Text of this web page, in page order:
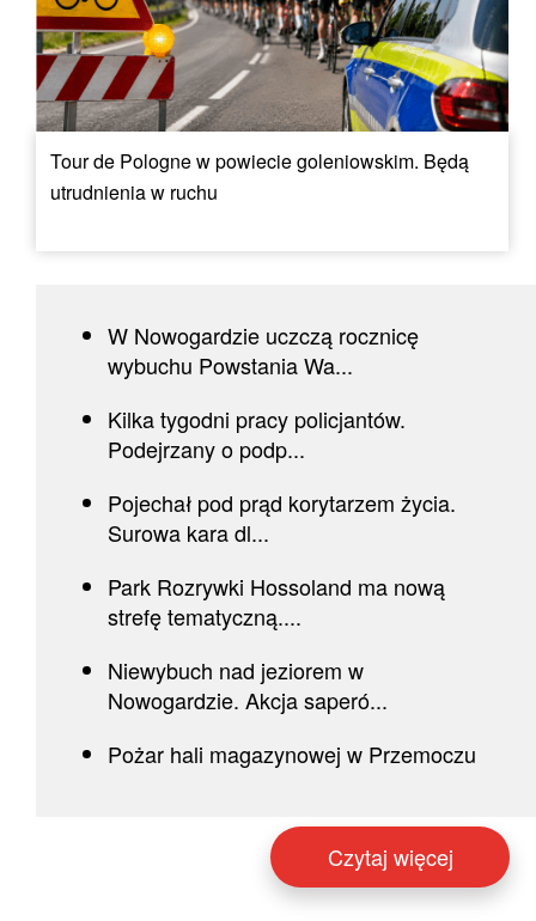
Tour de Pologne w powiecie goleniowskim. Będą
utrudnienia w ruchu
W Nowogardzie uczczą rocznicę
wybuchu Powstania Wa...
Kilka tygodni pracy policjantów.
Podejrzany o podp...
Pojechał pod prąd korytarzem życia.
Surowa kara dl...
Park Rozrywki Hossoland ma nową
strefę tematyczną....
Niewybuch nad jeziorem w
Nowogardzie. Akcja saperó...
Pożar hali magazynowej w Przemoczu
Czytaj więcej